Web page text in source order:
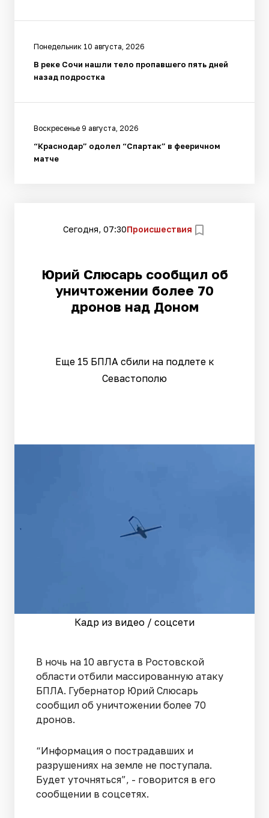
Понедельник 10 августа, 2026
В реке Сочи нашли тело пропавшего пять дней
назад подростка
Воскресенье 9 августа, 2026
“Краснодар” одолел “Спартак” в фееричном
матче
Сегодня, 07:30Происшествия
Юрий Слюсарь сообщил об
уничтожении более 70
дронов над Доном
Еще 15 БПЛА сбили на подлете к
Севастополю
Кадр из видео / соцсети
В ночь на 10 августа в Ростовской
области отбили массированную атаку
БПЛА. Губернатор Юрий Слюсарь
сообщил об уничтожении более 70
дронов.
“Информация о пострадавших и
разрушениях на земле не поступала.
Будет уточняться”, - говорится в его
сообщении в соцсетях.